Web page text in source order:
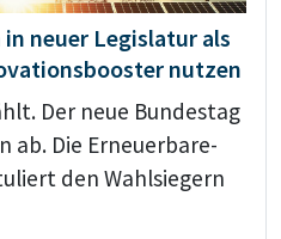
neuer Legislatur als
nutzen
Der neue Bundestag
ab. Die Erneuerbare-
den Wahlsiegern